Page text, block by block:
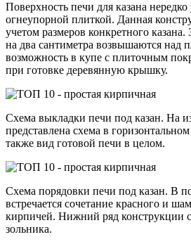
Поверхность печи для казана
огнеупорной плиткой. Данная
учетом размеров конкретного казана.
на два сантиметра возвышаются над
возможность в купе с плиточным
при готовке деревянную крышку.
Схема выкладки печи под казан. На
представлена схема в
также вид готовой печи в целом.
Схема порядовки печи под казан. В
встречается сочетание красного и
кирпичей. Нижний ряд конструкции
зольника.